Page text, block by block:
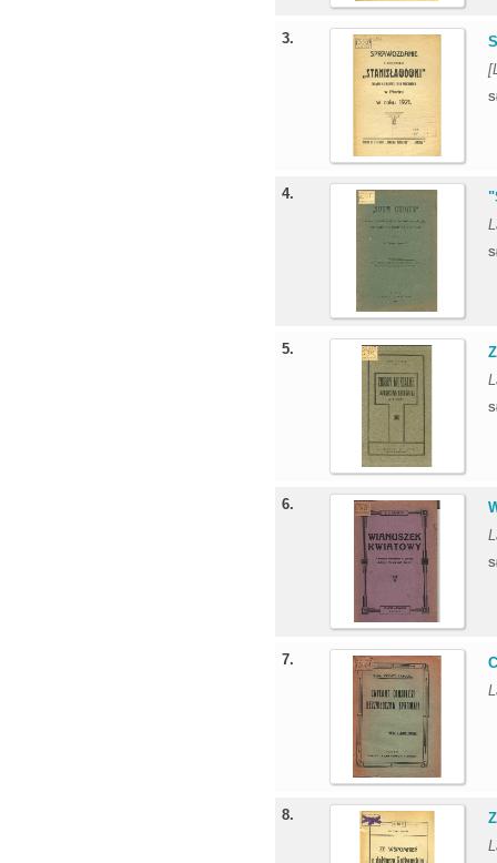
3.
4.
5.
6.
7.
8.